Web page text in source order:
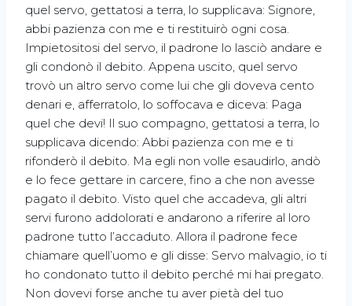
quel servo, gettatosi a terra, lo supplicava: Signore,
abbi pazienza con me e ti restituirò ogni cosa.
Impietositosi del servo, il padrone lo lasciò andare e
gli condonò il debito. Appena uscito, quel servo
trovò un altro servo come lui che gli doveva cento
denari e, afferratolo, lo soffocava e diceva: Paga
quel che devi! Il suo compagno, gettatosi a terra, lo
supplicava dicendo: Abbi pazienza con me e ti
rifonderò il debito. Ma egli non volle esaudirlo, andò
e lo fece gettare in carcere, fino a che non avesse
pagato il debito. Visto quel che accadeva, gli altri
servi furono addolorati e andarono a riferire al loro
padrone tutto l’accaduto. Allora il padrone fece
chiamare quell’uomo e gli disse: Servo malvagio, io ti
ho condonato tutto il debito perché mi hai pregato.
Non dovevi forse anche tu aver pietà del tuo